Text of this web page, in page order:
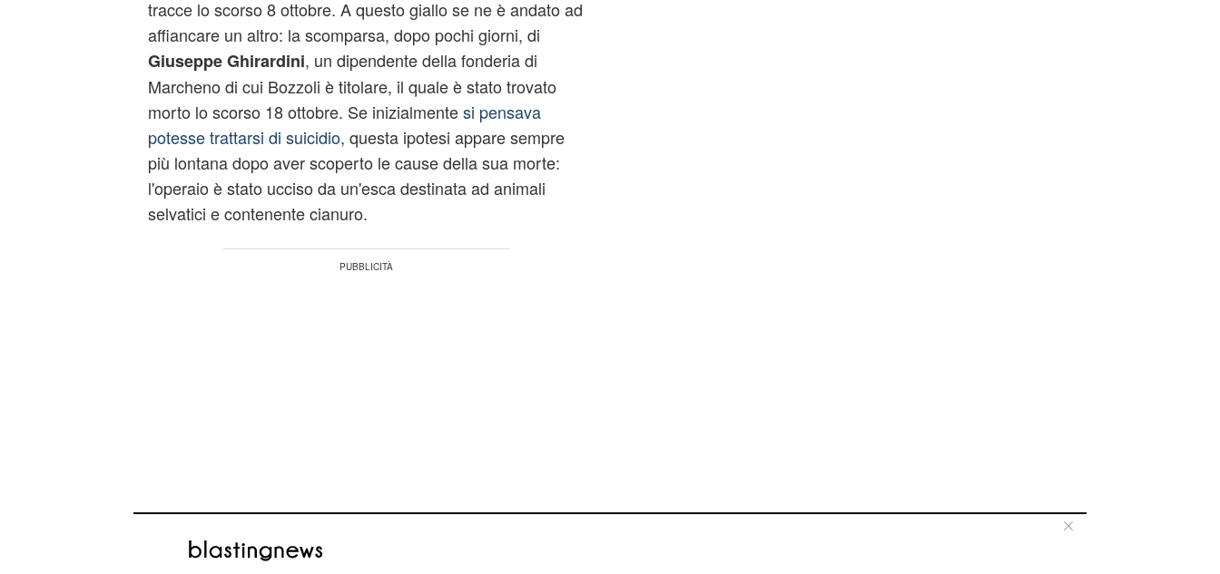
tracce lo scorso 8 ottobre. A questo giallo se ne è andato ad
affiancare un altro: la scomparsa, dopo pochi giorni, di
Giuseppe Ghirardini, un dipendente della fonderia di
Marcheno di cui Bozzoli è titolare, il quale è stato trovato
morto lo scorso 18 ottobre. Se inizialmentesi pensava
potesse trattarsi di suicidio, questa ipotesi appare sempre
più lontana dopo aver scoperto le cause della sua morte:
l'operaio è stato ucciso da un'esca destinata ad animali
selvatici e contenente cianuro.